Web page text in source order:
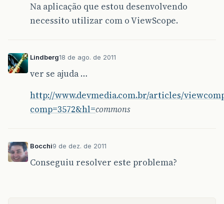
Na aplicação que estou desenvolvendo
necessito utilizar com o ViewScope.
Lindberg18 de ago. de 2011
ver se ajuda …
http://www.devmedia.com.br/articles/
comp=3572&hl=commons
Bocchi9 de dez. de 2011
Conseguiu resolver este problema?